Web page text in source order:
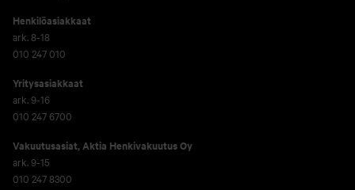
Henkilöasiakkaat
ark. 8-18
010 247 010
Yritysasiakkaat
ark. 9-16
010 247 6700
Vakuutusasiat, Aktia Henkivakuutus Oy
ark. 9-15
010 247 8300